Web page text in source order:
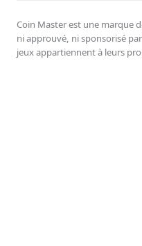
Coin Master est une marque
ni approuvé, ni sponsorisé
jeux appartiennent à leurs